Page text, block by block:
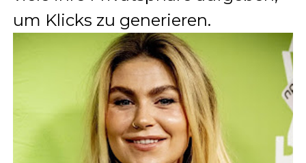
um Klicks zu generieren.